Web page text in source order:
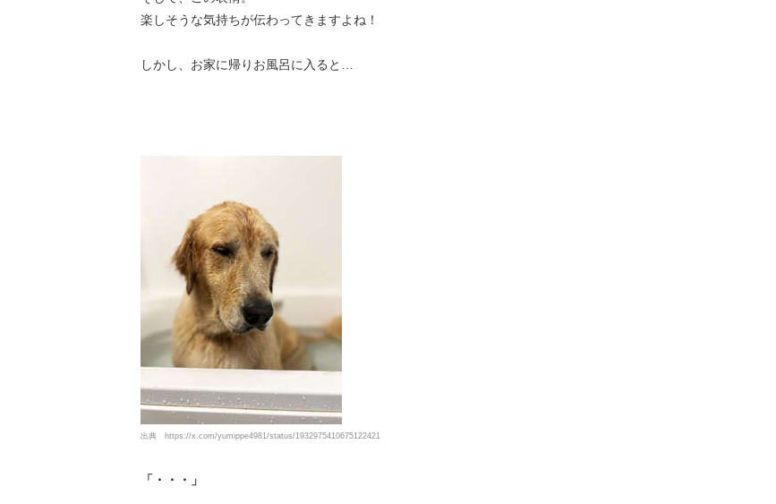
楽しそうな気持ちが伝わってきますよね！
しかし、お家に帰りお風呂に入ると…
出典 https://x.com/yumippe4981/status/1932975410675122421
「・・・」